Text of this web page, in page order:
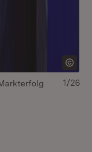
1/26